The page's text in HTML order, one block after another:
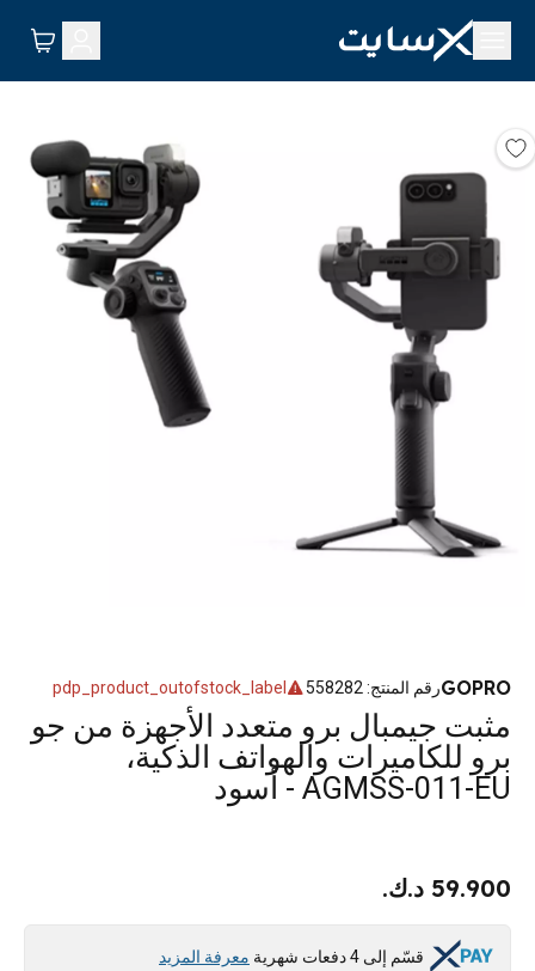
GOPROرقم المنتج:
558282
pdp_product_outofstock_label
مثبت جيمبال برو متعدد الأجهزة من جو
برو للكاميرات والهواتف الذكية،
AGMSS-011-EU - أسود
59.900 د.ك.
قسّم إلى 4 دفعات شهرية معرفة المزيد